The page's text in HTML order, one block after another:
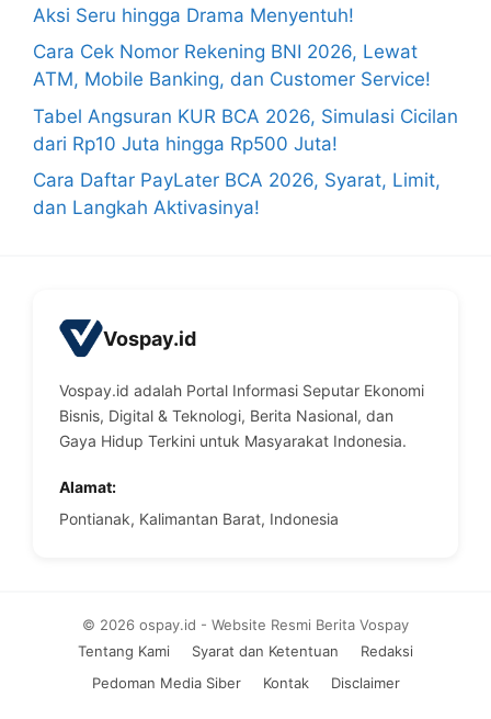
Aksi Seru hingga Drama Menyentuh!
Cara Cek Nomor Rekening BNI 2026, Lewat
ATM, Mobile Banking, dan Customer Service!
Tabel Angsuran KUR BCA 2026, Simulasi Cicilan
dari Rp10 Juta hingga Rp500 Juta!
Cara Daftar PayLater BCA 2026, Syarat, Limit,
dan Langkah Aktivasinya!
Vospay.id
Vospay.id adalah Portal Informasi Seputar Ekonomi
Bisnis, Digital & Teknologi, Berita Nasional, dan
Gaya Hidup Terkini untuk Masyarakat Indonesia.
Alamat:
Pontianak, Kalimantan Barat, Indonesia
Tentang Kami Syarat dan Ketentuan
Redaksi
Pedoman Media Siber
Kontak Disclaimer
© 2026 ospay.id - Website Resmi Berita Vospay